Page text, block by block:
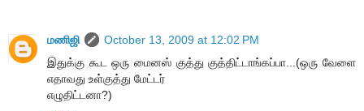
மணிஜி
October 13, 2009 at 12:02 PM
இதுக்கு கூட ஒரு மைனஸ் குத்து குத்திட்டாங்கப்பா...(ஒரு வேளை
எதாவது உள்குத்து மேட்டர்
எழுதிட்டனா?)